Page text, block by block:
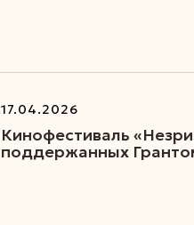
17.04.2026
Кинофестиваль
поддержанных